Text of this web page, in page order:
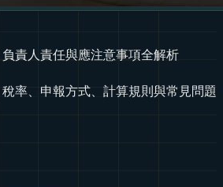
責人責任與應注意事項全解析
率、申報方式、計算規則與常見問題